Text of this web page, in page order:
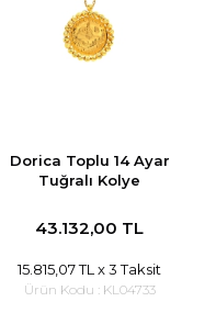
Dorica Toplu 14 Ayar
Tuğralı Kolye
43.132,00 TL
15.815,07 TL x 3 Taksit
Ürün Kodu : KL04733